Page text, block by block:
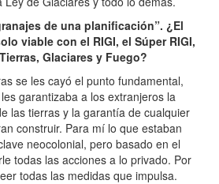
de una planificación”. ¿El
viable con el RIGI, el Súper RIGI,
Glaciares y Fuego?
se les cayó el punto fundamental,
garantizaba a los extranjeros la
las tierras y la garantía de cualquier
construir. Para mí lo que estaban
neocolonial, pero basado en el
todas las acciones a lo privado. Por
todas las medidas que impulsa.